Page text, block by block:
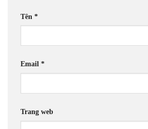
Tên *
Email *
Trang web